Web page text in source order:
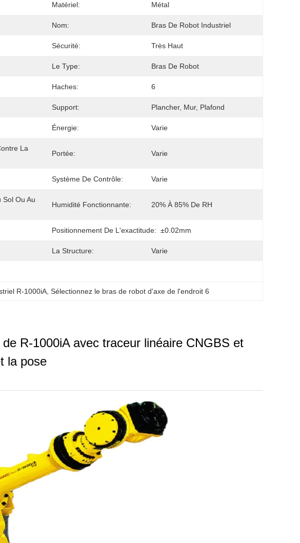
Matériel: Métal
Nom: Bras De Robot Industriel
Sécurité: Très Haut
Le Type: Bras De Robot
Haches: 6
Support: Plancher, Mur, Plafond
Énergie: Varie
La
Portée: Varie
Système De Contrôle: Varie
Sol Ou Au
Humidité Fonctionnante: 20% À 85% De RH
Positionnement De L'exactitude: ±0.02mm
La Structure: Varie
R-1000iA , Sélectionnez le bras de robot d'axe de l'endroit 6
R-1000iA avec traceur linéaire CNGBS et
la pose